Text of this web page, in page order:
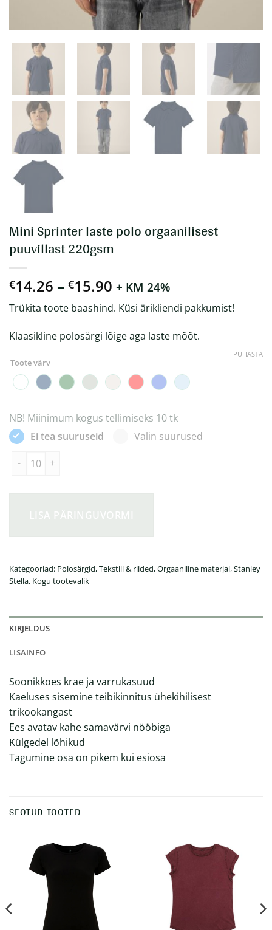
Mini Sprinter laste polo orgaanilisest
puuvillast 220gsm
€14.26 – €15.90 Hinnavahemik:
€14.26
kuni
€15.90
+ KM 24%
Trükita toote baashind. Küsi ärikliendi pakkumist!
Klaasikline polosärgi lõige aga laste mõõt.
Toote värv
PUHASTA
NB! Miinimum kogus tellimiseks 10 tk
Ei tea suuruseid
Valin suurused
Kategooriad: Polosärgid,Tekstiil & riided,Orgaaniline materjal,Stanley
Stella, Kogu tootevalik
KIRJELDUS
LISAINFO
Soonikkoes krae ja varrukasuud
Kaeluses sisemine teibikinnitus ühekihilisest
trikookangast
Ees avatav kahe samavärvi nööbiga
Külgedel lõhikud
Tagumine osa on pikem kui esiosa
SEOTUD TOOTED